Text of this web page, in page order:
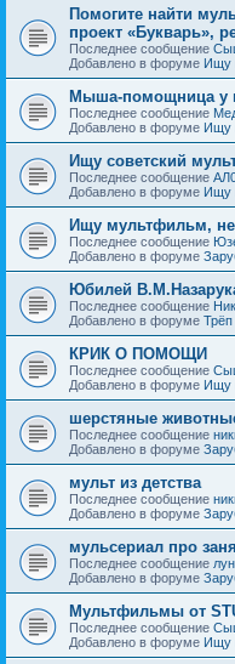
Помогите найти
проект «Букварь»,
Последнее сообщение
Добавлено в форуме Ищу
Мыша-помощница у
Последнее сообщение
Добавлено в форуме Ищу
Ищу советский
Последнее сообщение
Добавлено в форуме Ищу
Ищу мультфильм, не
Последнее сообщение
Добавлено в форуме
Юбилей
Последнее сообщение
Добавлено в форуме Трёп
КРИК О ПОМОЩИ
Последнее сообщение
Добавлено в форуме Ищу
шерстяные
Последнее сообщение
Добавлено в форуме
мульт из детства
Последнее сообщение
Добавлено в форуме
мульсериал про
Последнее сообщение
Добавлено в форуме
Мультфильмы от
Последнее сообщение
Добавлено в форуме Ищу